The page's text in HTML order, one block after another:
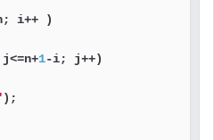
i++ )
1-i; j++)
);